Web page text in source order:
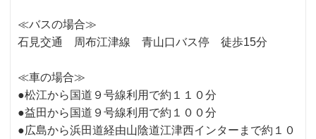
≪バスの場合≫
石見交通 周布江津線 青山口バス停 徒歩15分
≪車の場合≫
●松江から国道９号線利用で約１１０分
●益田から国道９号線利用で約１００分
●広島から浜田道経由山陰道江津西インターまで約１０